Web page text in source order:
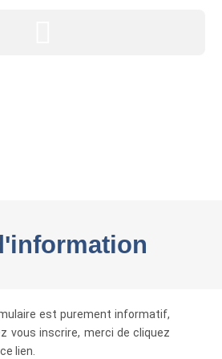
est purement informatif,
vous inscrire, merci de cliquez
lien.